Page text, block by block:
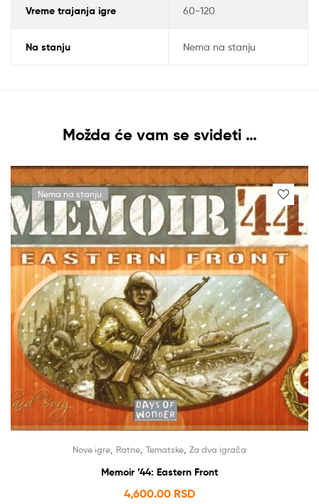
Vreme trajanja igre 60-120
Na stanju Nema na stanju
Možda će vam se svideti …
Nema na stanju
Nove igre Ratne Tematske Za dva igrača
Memoir ’44: Eastern Front
4,600.00 RSD